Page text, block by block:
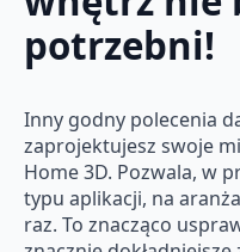
potrzebni!
Inny godny polecenia
zaprojektujesz swoje
Home 3D. Pozwala, w
typu aplikacji, na
raz. To znacząco